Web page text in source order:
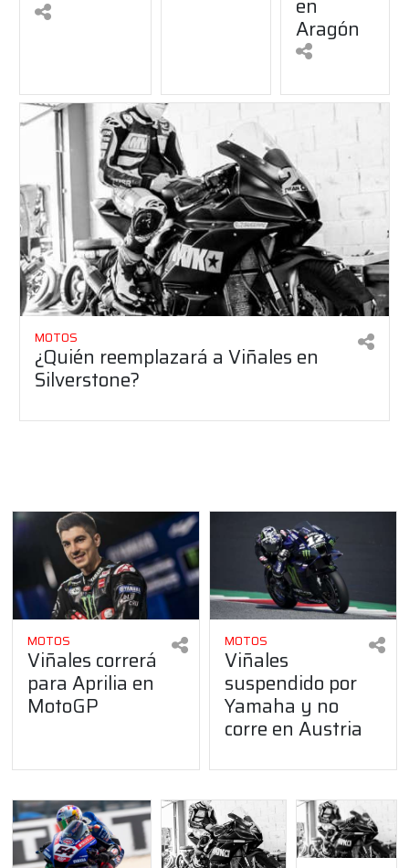
Aragón
MOTOS
¿Quién reemplazará a Viñales en
Silverstone?
MOTOS
Viñales correrá
para Aprilia en
MotoGP
MOTOS
Viñales
suspendido por
Yamaha y no
corre en Austria